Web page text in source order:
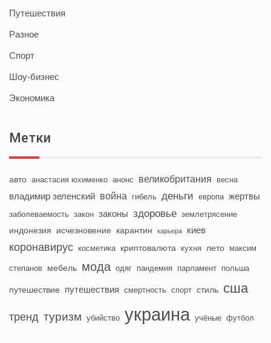
Путешествия
Разное
Спорт
Шоу-бизнес
Экономика
Метки
авто анастасия юхименко анонс великобритания весна
владимир зеленский война гибель деньги европа жертвы
заболеваемость закон законы здоровье землетрясение
индонезия исчезновение карантин карьера киев
коронавирус косметика криптовалюта кухня лето максим
степанов мебель мода одяг пандемия парламент польша
путешествие путешествия смертность спорт стиль сша
тренд туризм убийство украина учёные футбол